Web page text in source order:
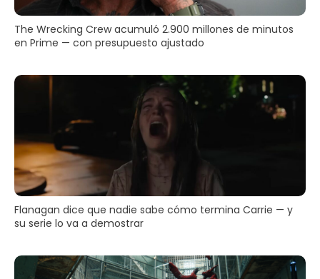
The Wrecking Crew acumuló 2.900 millones de minutos
en Prime — con presupuesto ajustado
Flanagan dice que nadie sabe cómo termina Carrie — y
su serie lo va a demostrar